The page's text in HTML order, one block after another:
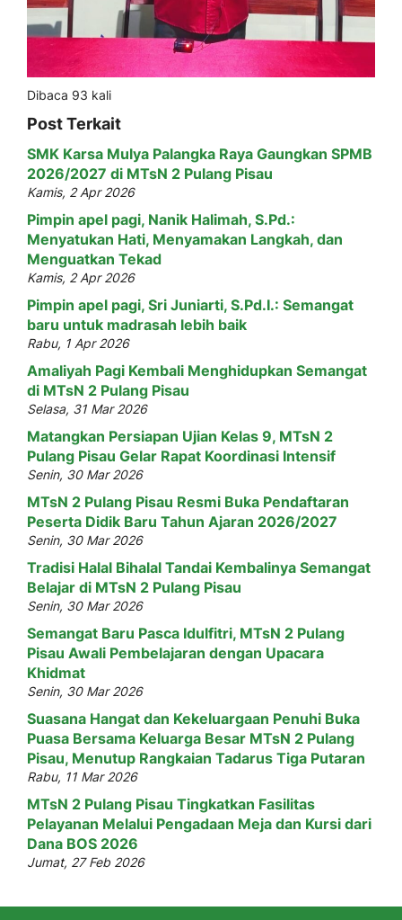
Dibaca 93 kali
Post Terkait
SMK Karsa Mulya Palangka Raya Gaungkan SPMB
2026/2027 di MTsN 2 Pulang Pisau
Kamis, 2 Apr 2026
Pimpin apel pagi, Nanik Halimah, S.Pd.:
Menyatukan Hati, Menyamakan Langkah, dan
Menguatkan Tekad
Kamis, 2 Apr 2026
Pimpin apel pagi, Sri Juniarti, S.Pd.I.: Semangat
baru untuk madrasah lebih baik
Rabu, 1 Apr 2026
Amaliyah Pagi Kembali Menghidupkan Semangat
di MTsN 2 Pulang Pisau
Selasa, 31 Mar 2026
Matangkan Persiapan Ujian Kelas 9, MTsN 2
Pulang Pisau Gelar Rapat Koordinasi Intensif
Senin, 30 Mar 2026
MTsN 2 Pulang Pisau Resmi Buka Pendaftaran
Peserta Didik Baru Tahun Ajaran 2026/2027
Senin, 30 Mar 2026
Tradisi Halal Bihalal Tandai Kembalinya Semangat
Belajar di MTsN 2 Pulang Pisau
Senin, 30 Mar 2026
Semangat Baru Pasca Idulfitri, MTsN 2 Pulang
Pisau Awali Pembelajaran dengan Upacara
Khidmat
Senin, 30 Mar 2026
Suasana Hangat dan Kekeluargaan Penuhi Buka
Puasa Bersama Keluarga Besar MTsN 2 Pulang
Pisau, Menutup Rangkaian Tadarus Tiga Putaran
Rabu, 11 Mar 2026
MTsN 2 Pulang Pisau Tingkatkan Fasilitas
Pelayanan Melalui Pengadaan Meja dan Kursi dari
Dana BOS 2026
Jumat, 27 Feb 2026